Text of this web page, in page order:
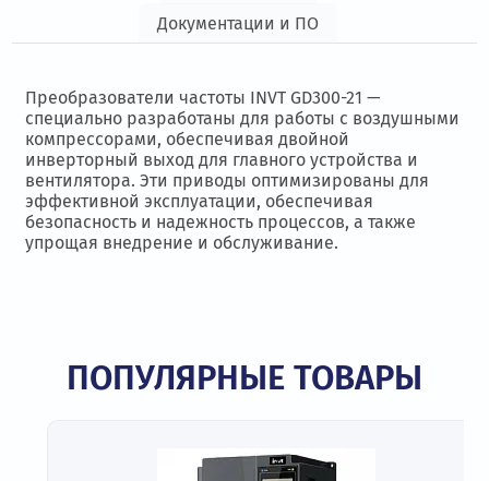
Документации и ПО
Преобразователи частоты INVT GD300-21 —
специально разработаны для работы с воздушными
компрессорами, обеспечивая двойной
инверторный выход для главного устройства и
вентилятора. Эти приводы оптимизированы для
эффективной эксплуатации, обеспечивая
безопасность и надежность процессов, а также
упрощая внедрение и обслуживание.
ПОПУЛЯРНЫЕ ТОВАРЫ